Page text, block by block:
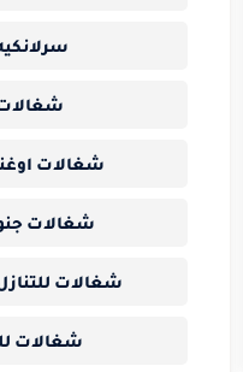
شغالات
شغالات
شغالات
شغالات